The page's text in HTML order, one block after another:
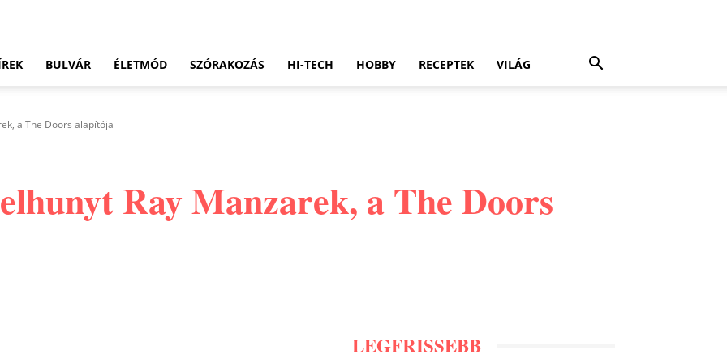
BULVÁR ÉLETMÓD SZÓRAKOZÁS HI-TECH HOBBY RECEPTEK VILÁG
a The Doors alapítója
Ray Manzarek, a The Doors
LEGFRISSEBB